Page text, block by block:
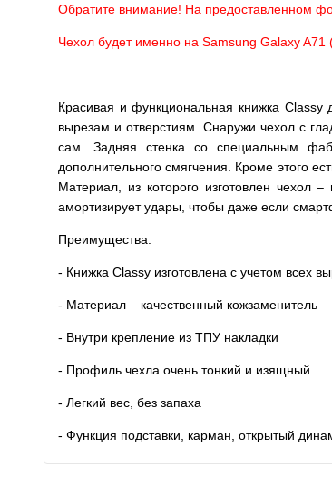
Обратите внимание! На предоставленном
Чехол будет именно на Samsung Galaxy A71
Красивая и функциональная книжка
вырезам и отверстиям. Снаружи чехол с
сам. Задняя стенка со специальным
дополнительного смягчения. Кроме этого
Материал, из которого изготовлен чехол
амортизирует удары, чтобы даже если
Преимущества:
- Книжка Classy изготовлена с учетом всех
- Материал – качественный кожзаменитель
- Внутри крепление из ТПУ накладки
- Профиль чехла очень тонкий и изящный
- Легкий вес, без запаха
- Функция подставки, карман, открытый